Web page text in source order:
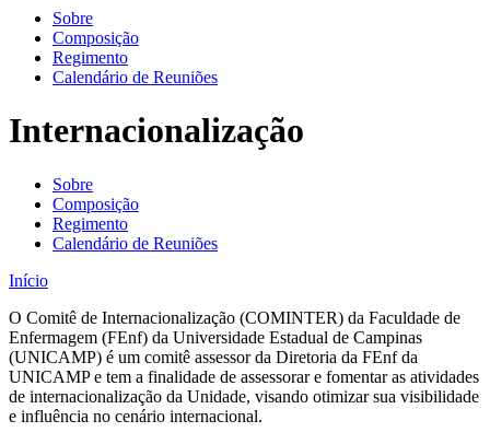
Sobre
Composição
Regimento
Calendário de Reuniões
Internacionalização
Sobre
Composição
Regimento
Calendário de Reuniões
Início
O Comitê de Internacionalização (COMINTER) da Faculdade de
Enfermagem (FEnf) da Universidade Estadual de Campinas
(UNICAMP) é um comitê assessor da Diretoria da FEnf da
UNICAMP e tem a finalidade de assessorar e fomentar as atividades
de internacionalização da Unidade, visando otimizar sua visibilidade
e influência no cenário internacional.